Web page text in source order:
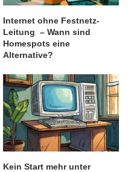
Internet ohne Festnetz-
Leitung – Wann sind
Homespots eine
Alternative?
Kein Start mehr unter